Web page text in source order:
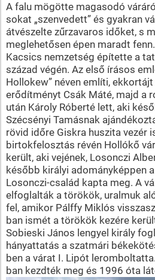
A falu mögötte magasodó
sokat „szenvedett” és gyakran
átvészelte zűrzavaros időket, s
meglehetősen épen maradt
Kacsics nemzetség építette a
század végén. Az első írásos
Hollokew” néven említi,
erődítményt Csák Máté, majd a
után Károly Róberté lett, aki
Szécsényi Tamásnak
rövid időre Giskra huszita vezér
birtokfelosztás révén Hollókő
került, aki vejének, Losonczi
később királyi adományképpen
Losonczi-család kapta meg. A
elfoglalták a törökök, uralmuk
fel, amikor Pálffy Miklós
ban ismét a törökök kezére
Sobieski János lengyel király
hányattatás a szatmári
ben a várat I. Lipót
ban kezdték meg és 1996 óta